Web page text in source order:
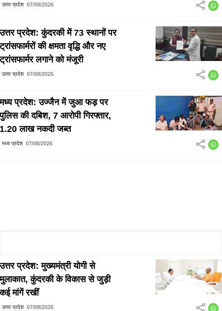
उत्तर प्रदेश 07/08/2026
उत्तर प्रदेश: कुंदरकी में 73 स्थानों पर
ट्रांसफार्मरों की क्षमता वृद्धि और नए
ट्रांसफार्मर लगाने को मंजूरी
उत्तर प्रदेश 07/08/2026
मध्य प्रदेश: उज्जैन में जुआ फड़ पर
पुलिस की दबिश, 7 आरोपी गिरफ्तार,
1.20 लाख नकदी जब्त
मध्य प्रदेश 07/08/2026
उत्तर प्रदेश: मुख्यमंत्री योगी से
मुलाकात, कुंदरकी के विकास से जुड़ी
कई मांगें रखीं
उत्तर प्रदेश 07/08/2026